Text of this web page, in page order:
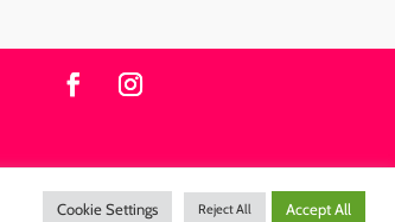
daDiegoGiuriani.com
Cookie Settings Reject All Accept All